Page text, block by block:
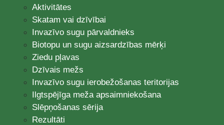
Aktivitātes
Skatam vai dzīvībai
Invazīvo sugu pārvaldnieks
Biotopu un sugu aizsardzības mērķi
Ziedu pļavas
Dzīvais mežs
Invazīvo sugu ierobežošanas teritorijas
Ilgtspējīga meža apsaimniekošana
Slēpņošanas sērija
Rezultāti